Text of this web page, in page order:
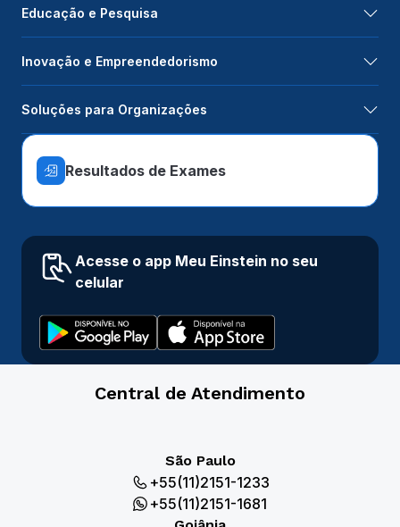
Educação e Pesquisa
Inovação e Empreendedorismo
Soluções para Organizações
Resultados de Exames
Acesse o app Meu Einstein no seu
celular
Central de Atendimento
São Paulo
+55(11)2151-1233
+55(11)2151-1681